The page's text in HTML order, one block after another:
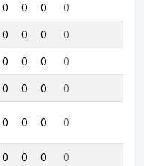
0 0 0 0
0 0 0 0
0 0 0 0
0 0 0 0
0 0 0 0
0 0 0 0